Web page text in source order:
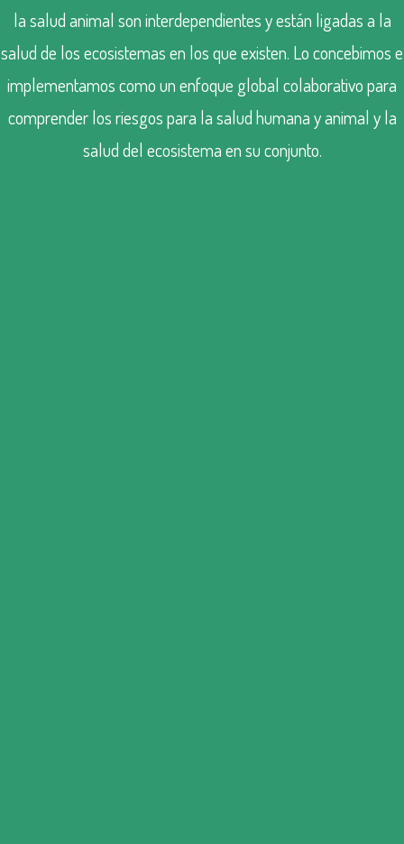
la salud animal son interdependientes y están ligadas a la
salud de los ecosistemas en los que existen. Lo concebimos e
implementamos como un enfoque global colaborativo para
comprender los riesgos para la salud humana y animal y la
salud del ecosistema en su conjunto.